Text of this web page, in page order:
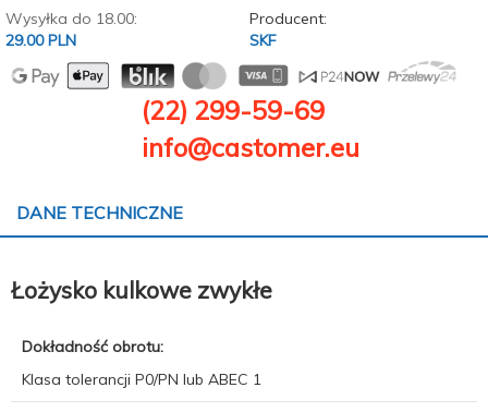
Wysyłka do 18.00:
29.00 PLN
Producent:
SKF
(22) 299-59-69
info@castomer.eu
DANE TECHNICZNE
Łożysko kulkowe zwykłe
Dokładność obrotu:
Klasa tolerancji P0/PN lub ABEC 1